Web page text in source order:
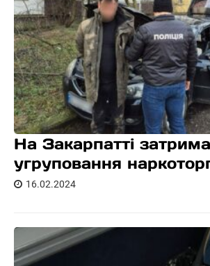
На Закарпатті
угруповання
16.02.2024